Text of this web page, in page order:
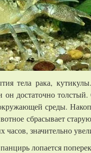
тела рака,
он достаточно
среды.
сбрасывает
часов, значительно
лопается